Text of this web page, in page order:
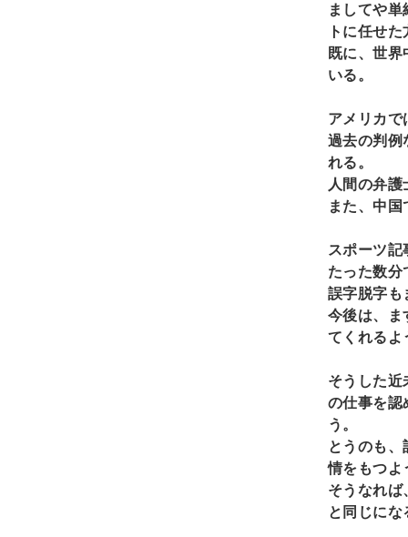
ましてや
トに任せ
既に、世
いる。
アメリカで
過去の判例
れる。
人間の弁
また、中
スポーツ
たった数分
誤字脱字も
今後は、ま
てくれるよ
そうした近
の仕事を認
う。
とうのも
情をもつよ
そうなれば
と同じに